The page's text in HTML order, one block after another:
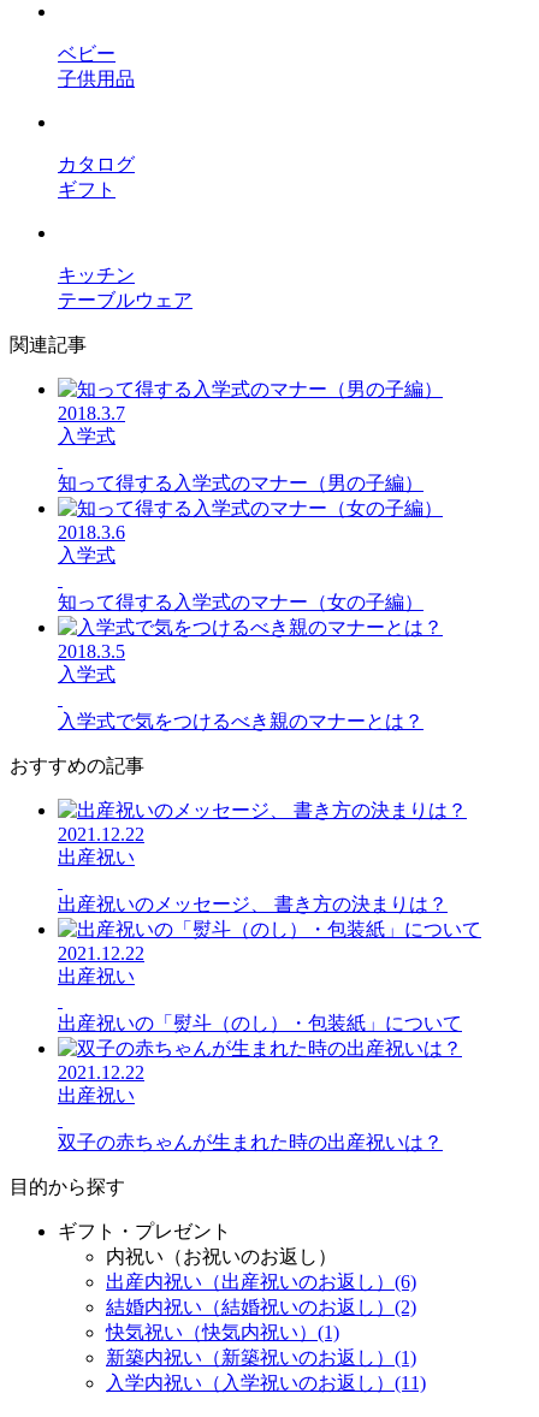
ベビー
子供用品
カタログ
ギフト
キッチン
テーブルウェア
関連記事
2018.3.7
入学式
知って得する入学式のマナー（男の子編）
2018.3.6
入学式
知って得する入学式のマナー（女の子編）
2018.3.5
入学式
入学式で気をつけるべき親のマナーとは？
おすすめの記事
2021.12.22
出産祝い
出産祝いのメッセージ、 書き方の決まりは？
2021.12.22
出産祝い
出産祝いの「熨斗（のし）・包装紙」について
2021.12.22
出産祝い
双子の赤ちゃんが生まれた時の出産祝いは？
目的から探す
ギフト・プレゼント
内祝い（お祝いのお返し）
出産内祝い（出産祝いのお返し）(6)
結婚内祝い（結婚祝いのお返し）(2)
快気祝い（快気内祝い）(1)
新築内祝い（新築祝いのお返し）(1)
入学内祝い（入学祝いのお返し）(11)